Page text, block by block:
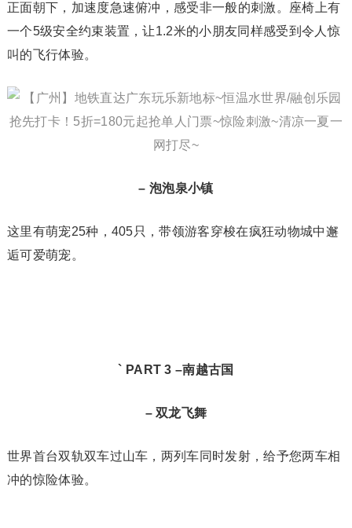
正面朝下，加速度急速俯冲，感受非一般的刺激。座椅上有
一个5级安全约束装置，让1.2米的小朋友同样感受到令人惊
这里有萌宠25种，405只，带领游客穿梭在疯狂动物城中邂
` PART 3 –南越古国
– 双龙飞舞